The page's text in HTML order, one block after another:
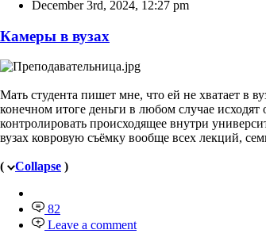
December 3rd, 2024, 12:27 pm
Камеры в вузах
Мать студента пишет мне, что ей не хватает в
конечном итоге деньги в любом случае
контролировать происходящее внутри
вузах ковровую съёмку вообще всех лекций,
( Collapse )
82
Leave a comment